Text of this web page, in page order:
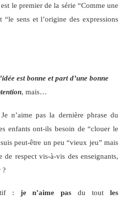
le premier de la série “Comme une
“le sens et l’origine des expressions
est bonne et part d’une bonne
, mais…
n’aime pas la dernière phrase du
enfants ont-ils besoin de “clouer le
peut-être un peu “vieux jeu” mais
respect vis-à-vis des enseignants,
?
: je n’aime pas du toutles